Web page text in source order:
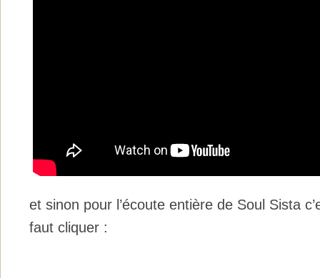
et sinon pour l’écoute entière de Soul Sista
faut cliquer :